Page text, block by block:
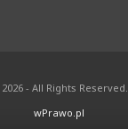
- All Rights Reserved.
wPrawo.pl